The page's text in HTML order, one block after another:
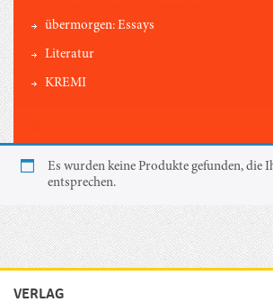
übermorgen: Essays
Literatur
KREMI
Es wurden keine Produkte gefunden, die
entsprechen.
VERLAG